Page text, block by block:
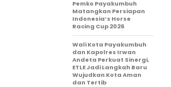
Pemko Payakumbuh
Matangkan Persiapan
Indonesia’s Horse
Racing Cup 2026
Wali Kota Payakumbuh
dan Kapolres Irwan
Andeta Perkuat Sinergi,
ETLE Jadi Langkah Baru
Wujudkan Kota Aman
dan Tertib